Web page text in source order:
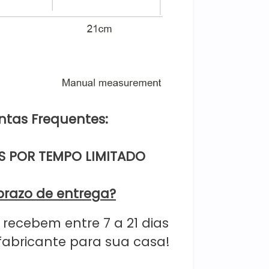
Frequentes:
POR TEMPO LIMITADO
de entrega?
entre 7 a 21 dias
para sua casa!